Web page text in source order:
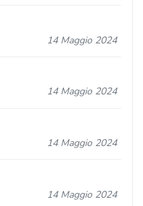
14 Maggio 2024
14 Maggio 2024
14 Maggio 2024
14 Maggio 2024